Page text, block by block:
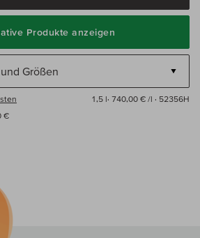
Produkte anzeigen
1,5 l· 740,00 € /l · 52356H
€